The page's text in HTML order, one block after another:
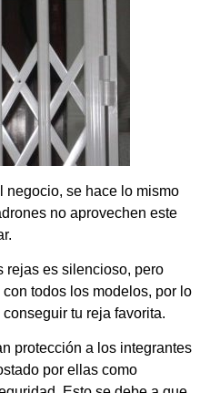
negocio, se hace lo mismo
no aprovechen este
rejas es silencioso, pero
todos los modelos, por lo
tu reja favorita.
protección a los integrantes
por ellas como